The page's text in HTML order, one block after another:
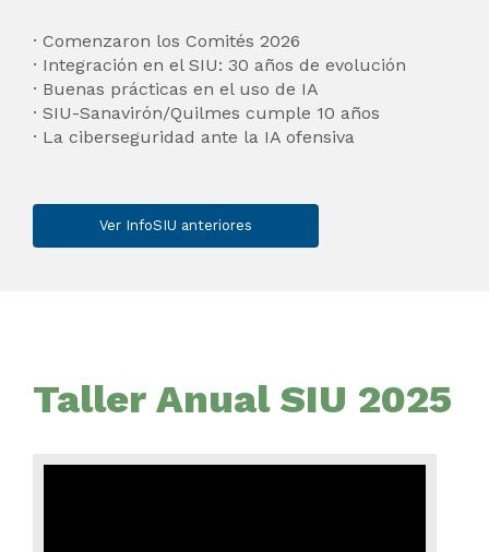
Comenzaron los Comités 2026
Integración en el SIU: 30 años de evolución
Buenas prácticas en el uso de IA
SIU-Sanavirón/Quilmes cumple 10 años
La ciberseguridad ante la IA ofensiva
Ver InfoSIU anteriores
Taller Anual SIU 2025